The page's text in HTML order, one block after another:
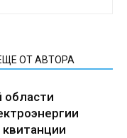
ОТ АВТОРА
области